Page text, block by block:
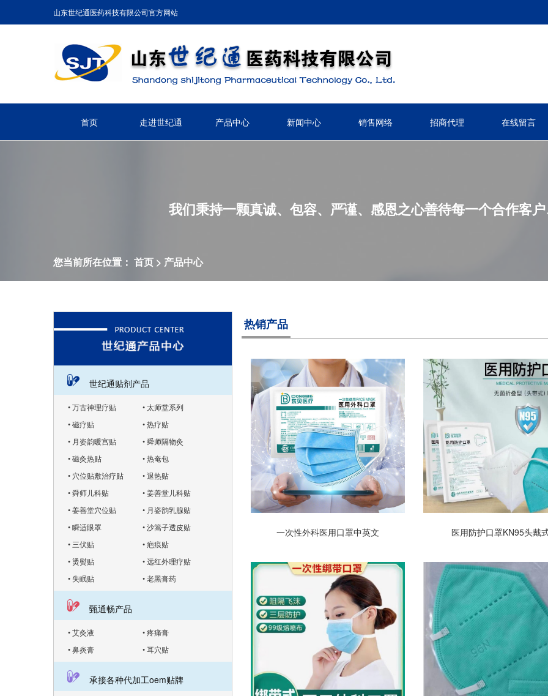
山东世纪通医药科技有限公司官方网站
首页 走进世纪通 产品中心 新闻中心 销售网络 招商代理 在线留言
我们秉持一颗真诚、包容、严谨、感恩之心善待每一个合作客
您当前所在位置： 首页 > 产品中心
世纪通贴剂产品
• 万古神理疗贴
• 太师堂系列
• 磁疗贴
• 热疗贴
• 月姿韵暖宫贴
• 舜师隔物灸
• 磁灸热贴
• 热奄包
• 穴位贴敷治疗贴
• 退热贴
• 舜师儿科贴
• 姜善堂儿科贴
• 姜善堂穴位贴
• 月姿韵乳腺贴
• 瞬适眼罩
• 沙篙子透皮贴
• 三伏贴
• 疤痕贴
• 烫熨贴
• 远红外理疗贴
• 失眠贴
• 老黑膏药
甄通畅产品
• 艾灸液
• 疼痛膏
• 鼻炎膏
• 耳穴贴
承接各种代加工oem贴牌
热销产品
一次性外科医用口罩中英文 医用防护口罩KN95头戴